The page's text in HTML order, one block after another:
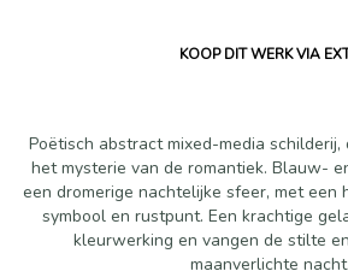
KOOP DIT WERK VIA
Poëtisch abstract mixed-media
het mysterie van de romantiek. Blauw-
een dromerige nachtelijke sfeer, met een
symbool en rustpunt. Een krachtige
kleurwerking en vangen de stilte
maanverlichte nacht.